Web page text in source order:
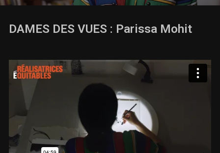
DAMES DES VUES : Parissa Mohit